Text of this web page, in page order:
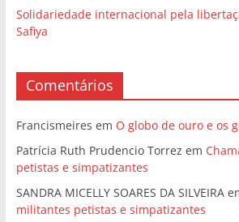
Solidariedade internacional pela
Safiya
Comentários
Francismeires em O globo de ouro e os
Patrícia Ruth Prudencio Torrez em
petistas e simpatizantes
SANDRA MICELLY SOARES DA SILVEIRA
militantes petistas e simpatizantes